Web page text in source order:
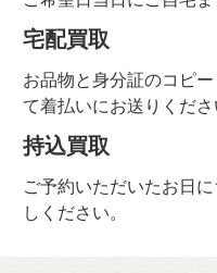
宅配買取
お品物と身分証のコピ
て着払いにお送りくださ
持込買取
ご予約いただいたお日
しください。